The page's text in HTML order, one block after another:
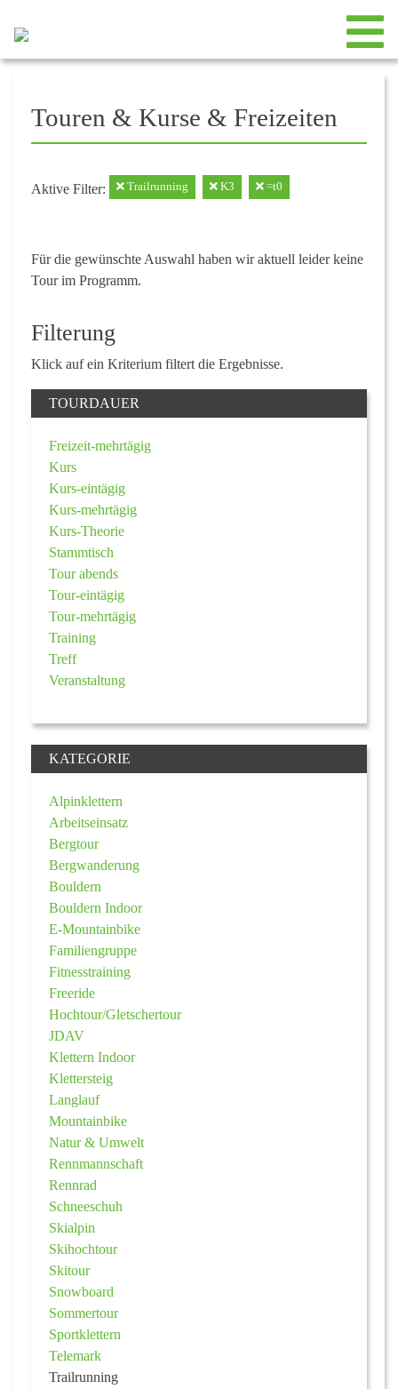
Touren & Kurse & Freizeiten
Aktive Filter: Trailrunning K3 =t0
Für die gewünschte Auswahl haben wir aktuell leider keine
Tour im Programm.
Filterung
Klick auf ein Kriterium filtert die Ergebnisse.
TOURDAUER
Freizeit-mehrtägig
Kurs
Kurs-eintägig
Kurs-mehrtägig
Kurs-Theorie
Stammtisch
Tour abends
Tour-eintägig
Tour-mehrtägig
Training
Treff
Veranstaltung
KATEGORIE
Alpinklettern
Arbeitseinsatz
Bergtour
Bergwanderung
Bouldern
Bouldern Indoor
E-Mountainbike
Familiengruppe
Fitnesstraining
Freeride
Hochtour/Gletschertour
JDAV
Klettern Indoor
Klettersteig
Langlauf
Mountainbike
Natur & Umwelt
Rennmannschaft
Rennrad
Schneeschuh
Skialpin
Skihochtour
Skitour
Snowboard
Sommertour
Sportklettern
Telemark
Trailrunning